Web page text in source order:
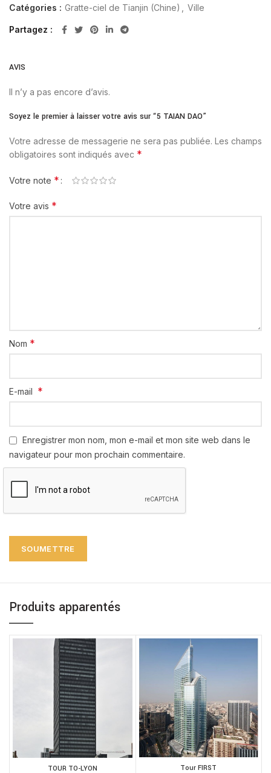
Catégories : Gratte-ciel de Tianjin (Chine) Ville
Partagez
AVIS
Il n’y a pas encore d’avis.
Soyez le premier à laisser votre avis sur “5 TAIAN DAO”
Votre adresse de messagerie ne sera pas publiée. Les champs
obligatoires sont indiqués avec *
Votre note *
Votre avis *
Nom *
E-mail *
Enregistrer mon nom, mon e-mail et mon site web dans le
navigateur pour mon prochain commentaire.
Produits apparentés
TOUR TO-LYON Tour FIRST